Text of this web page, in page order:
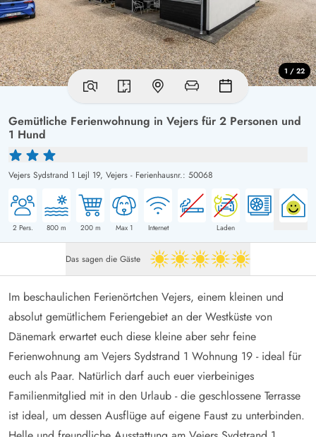
Gemütliche Ferienwohnung in Vejers für 2 Personen und
1 Hund
Vejers Sydstrand 1 Lejl 19, Vejers - Ferienhausnr.: 50068
2 Pers. 800 m 200m Max 1 Internet Laden
1 / 22
Das sagen die Gäste 5 von 5
Im beschaulichen Ferienörtchen Vejers, einem kleinen und
absolut gemütlichem Feriengebiet an der Westküste von
Dänemark erwartet euch diese kleine aber sehr feine
Ferienwohnung am Vejers Sydstrand 1 Wohnung 19 - ideal für
euch als Paar. Natürlich darf auch euer vierbeiniges
Familienmitglied mit in den Urlaub - die geschlossene Terrasse
ist ideal, um dessen Ausflüge auf eigene Faust zu unterbinden.